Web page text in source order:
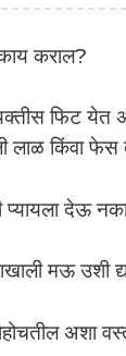
कराल?
फिट
लाळ किंवा फेस
प्यायला देऊ
मऊ उशी
अशा